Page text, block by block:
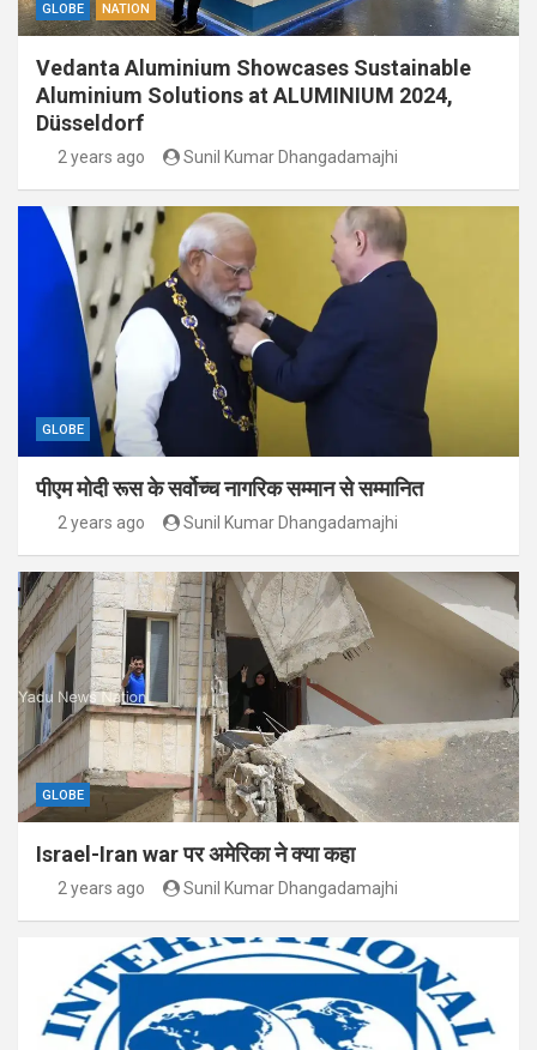
GLOBE NATION
Vedanta Aluminium Showcases Sustainable
Aluminium Solutions at ALUMINIUM 2024,
Düsseldorf
2 years ago Sunil Kumar Dhangadamajhi
GLOBE
पीएम मोदी रूस के सर्वोच्च नागरिक सम्मान से सम्मानित
2 years ago Sunil Kumar Dhangadamajhi
GLOBE
Israel-Iran war पर अमेरिका ने क्या कहा
2 years ago Sunil Kumar Dhangadamajhi